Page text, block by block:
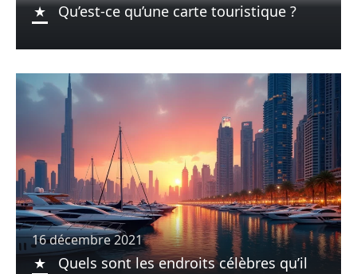
Qu’est-ce qu’une carte touristique ?
16 décembre 2021
Quels sont les endroits célèbres qu’il